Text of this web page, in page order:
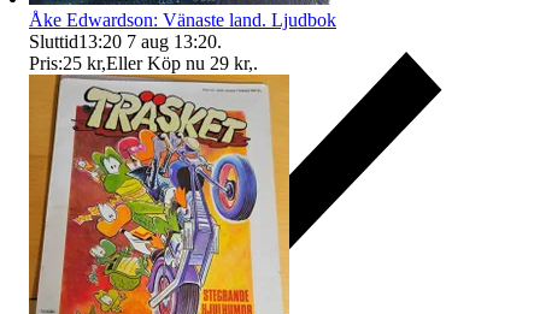
Åke Edwardson: Vänaste land. Ljudbok
Sluttid13:20 7 aug 13:20.
Pris:25 kr,Eller Köp nu 29 kr,.